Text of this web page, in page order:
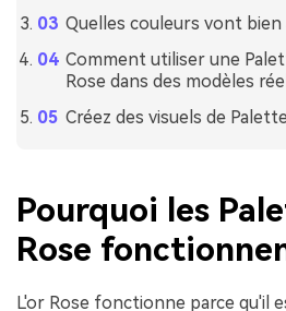
Quelles couleurs vont bien
Comment utiliser une
Rose dans des modèles
Créez des visuels de
Pourquoi les
Rose
L'or Rose fonctionne parce qu'il